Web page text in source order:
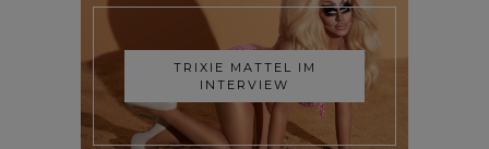
TRIXIE MATTEL IM
INTERVIEW